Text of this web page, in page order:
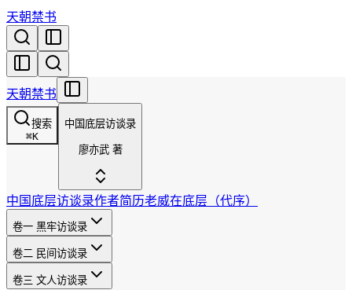
天朝禁书
天朝禁书
搜索
⌘K
中国底层访谈录
廖亦武 著
中国底层访谈录作者简历老威在底层（代序）
卷一 黑牢访谈录
卷二 民间访谈录
卷三 文人访谈录